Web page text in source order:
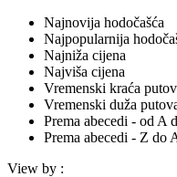
Najnovija hodočašća
Najpopularnija
Najniža cijena
Najviša cijena
Vremenski kraća
Vremenski duža
Prema abecedi - od A
Prema abecedi - Z do
View by :